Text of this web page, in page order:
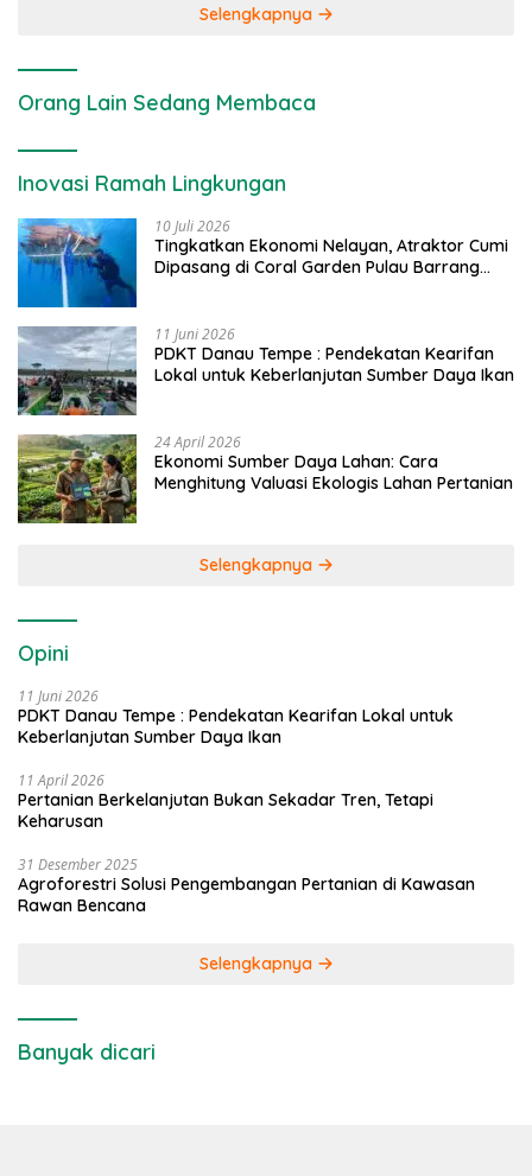
Selengkapnya
Orang Lain Sedang Membaca
Inovasi Ramah Lingkungan
10 Juli 2026
Tingkatkan Ekonomi Nelayan, Atraktor Cumi
Dipasang di Coral Garden Pulau Barrang
11 Juni 2026
PDKT Danau Tempe : Pendekatan Kearifan
Lokal untuk Keberlanjutan Sumber Daya Ikan
24 April 2026
Ekonomi Sumber Daya Lahan: Cara
Menghitung Valuasi Ekologis Lahan Pertanian
Selengkapnya
Opini
11 Juni 2026
PDKT Danau Tempe : Pendekatan Kearifan Lokal untuk
Keberlanjutan Sumber Daya Ikan
11 April 2026
Pertanian Berkelanjutan Bukan Sekadar Tren, Tetapi
Keharusan
31 Desember 2025
Agroforestri Solusi Pengembangan Pertanian di Kawasan
Rawan Bencana
Selengkapnya
Banyak dicari